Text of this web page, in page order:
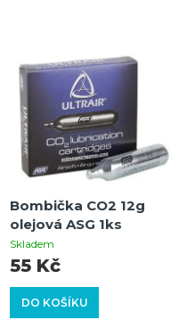
Bombička CO2 12g
olejová ASG 1ks
Skladem
DO KOŠÍKU
55 Kč